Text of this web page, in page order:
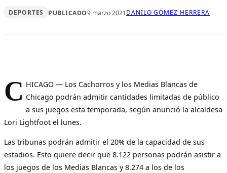
DEPORTES PUBLICADO9 marzo 2021DANILO GÓMEZ HERRERA
C HICAGO — Los Cachorros y los Medias Blancas de
Chicago podrán admitir cantidades limitadas de público
a sus juegos esta temporada, según anunció la alcaldesa
Lori Lightfoot el lunes.
Las tribunas podrán admitir el 20% de la capacidad de sus
estadios. Esto quiere decir que 8.122 personas podrán asistir a
los juegos de los Medias Blancas y 8.274 a los de los